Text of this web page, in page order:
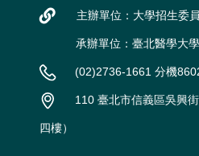
主辦單位：大學招生委
承辦單位：臺北醫學大學
(02)2736-1661 分機
110 臺北市信義區吳興
四樓）